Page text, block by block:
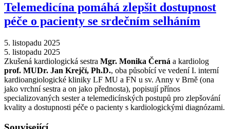
Telemedicína pomáhá zlepšit dostupnost
péče o pacienty se srdečním selháním
5. listopadu 2025
5. listopadu 2025
Zkušená kardiologická sestra Mgr. Monika Černá a kardiolog
prof. MUDr. Jan Krejčí, Ph.D., oba působící ve vedení I. interní
kardioangiologické kliniky LF MU a FN u sv. Anny v Brně (ona
jako vrchní sestra a on jako přednosta), popisují přínos
specializovaných sester a telemedicínských postupů pro zlepšování
kvality a dostupnosti péče o pacienty s kardiologickými diagnózami.